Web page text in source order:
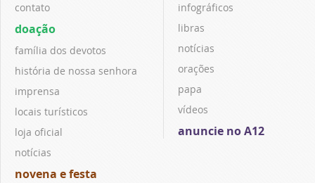
contato
doação
família dos devotos
história de nossa senhora
imprensa
locais turísticos
loja oficial
notícias
novena e festa
infográficos
libras
notícias
orações
papa
vídeos
anuncie no A12